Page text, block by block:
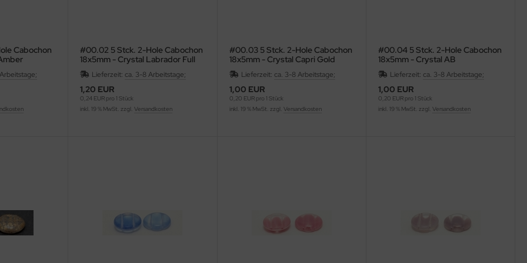
Cabochon
#00.02 5 Stck. 2-Hole Cabochon
18x5mm - Crystal Labrador Full
Lieferzeit: ca. 3-8 Arbeitstage;
1,20 EUR
0,24 EUR pro 1 Stück
inkl. 19 % MwSt. zzgl.Versandkosten
#00.03 5 Stck. 2-Hole Cabochon
18x5mm - Crystal Capri Gold
Lieferzeit: ca. 3-8 Arbeitstage;
1,00 EUR
0,20 EUR pro 1 Stück
inkl. 19 % MwSt. zzgl. Versandkosten
#00.04 5 Stck. 2-Hole Cabochon
18x5mm - Crystal AB
Lieferzeit: ca. 3-8 Arbeitstage;
1,00 EUR
0,20 EUR pro 1 Stück
inkl. 19 % MwSt. zzgl. Versandkosten